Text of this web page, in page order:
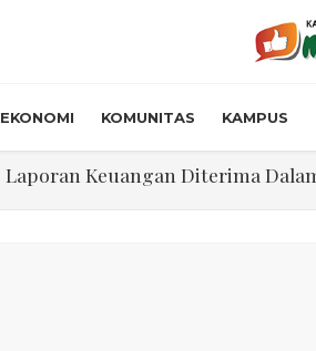
EKONOMI KOMUNITAS KAMPUS
Laporan Keuangan Diterima Dalam